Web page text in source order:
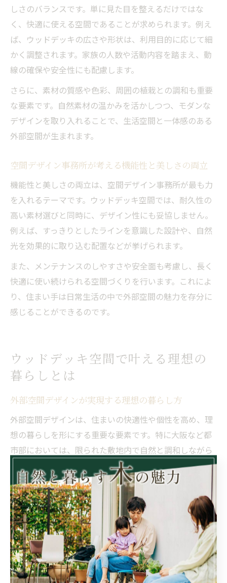
しさのバランスです。単に見た目を整えるだけではな
く、快適に使える空間であることが求められます。例え
ば、ウッドデッキの広さや形状は、利用目的に応じて細
かく調整されます。家族の人数や活動内容を踏まえ、動
線の確保や安全性にも配慮します。
さらに、素材の質感や色彩、周囲の植栽との調和も重要
な要素です。自然素材の温かみを活かしつつ、モダンな
デザインを取り入れることで、生活空間と一体感のある
外部空間が生まれます。
空間デザイン事務所が考える機能性と美しさの両立
機能性と美しさの両立は、空間デザイン事務所が最も力
を入れるテーマです。ウッドデッキ空間では、耐久性の
高い素材選びと同時に、デザイン性にも妥協しません。
例えば、すっきりとしたラインを意識した設計や、自然
光を効果的に取り込む配置などが挙げられます。
また、メンテナンスのしやすさや安全面も考慮し、長く
快適に使い続けられる空間づくりを行います。これによ
り、住まい手は日常生活の中で外部空間の魅力を存分に
感じることができるのです。
ウッドデッキ空間で叶える理想の
暮らしとは
外部空間デザインが実現する理想の暮らし方
外部空間デザインは、住まいの快適性や個性を高め、理
想の暮らしを形にする重要な要素です。特に大阪など都
市部においては、限られた敷地内で自然と調和しながら
快適な空間を実現する工夫が求められます。デザイン事
務所では、住む人のライフスタイルや周辺環境を綿密に
分析し、使いやすさと美観を両立したプランニングを行
うことが理想の暮らしを実現するポイントと考えていま
す。
例えば、家族構成や趣味に合わせたゾーニングや、動線
の最適化を図ることで、日常のストレスを軽減しながら
豊かな時間を過ごせる外部空間を創出しています。この